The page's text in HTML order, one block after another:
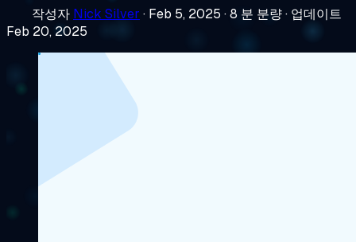
작성자 Nick Silver · Feb 5, 2025 ·8 분 분량· 업데이트
Feb 20, 2025